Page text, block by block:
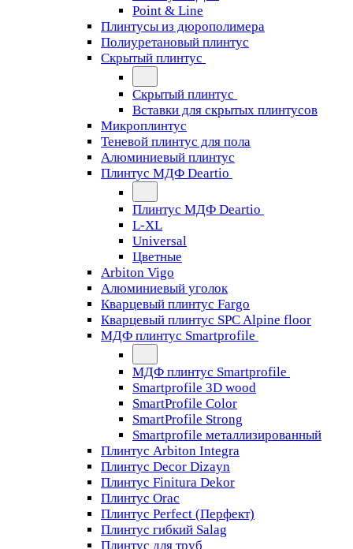
Point & Line
Плинтусы из дюрополимера
Полиуретановый плинтус
Скрытый плинтус
Скрытый плинтус
Вставки для скрытых плинтусов
Микроплинтус
Теневой плинтус для пола
Алюминиевый плинтус
Плинтус МДФ Deartio
Плинтус МДФ Deartio
L-XL
Universal
Цветные
Arbiton Vigo
Алюминиевый уголок
Кварцевый плинтус Fargo
Кварцевый плинтус SPC Alpine floor
МДФ плинтус Smartprofile
МДФ плинтус Smartprofile
Smartprofile 3D wood
SmartProfile Color
SmartProfile Strong
Smartprofile металлизированный
Плинтус Arbiton Integra
Плинтус Decor Dizayn
Плинтус Finitura Dekor
Плинтус Orac
Плинтус Perfect (Перфект)
Плинтус гибкий Salag
Плинтус для труб